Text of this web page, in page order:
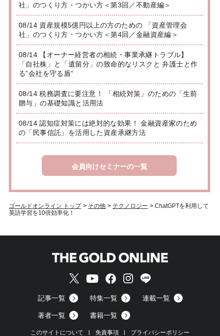
社」のつくり方・つかい方＜第3回／不動産編＞
08/14 資産規模5億円以上の方のための 「資産管理会
社」のつくり方・つかい方＜第4回／金融資産編＞
08/14 【オーナー経営者の相続・事業承継トラブル】
「自社株」と「遺留分」の致命的なリスクと 弁護士と作
る”会社を守る盾”
08/14 税務調査に要注意！ 「相続対策」のための「生前
贈与」の基礎知識と活用法
08/14 認知症対策には絶対的な効果！ 金融資産家のため
の「民事信託」を活用した資産承継方法
会員向けセミナーの一覧
ゴールドオンライン トップ > その他 > テクノロジー > ChatGPTを利用して
英語学習を10倍効率化！
記事一覧 特集一覧 連載一覧
著者一覧 書籍一覧
このサイトについて 免責事項 プライバシーポリシー